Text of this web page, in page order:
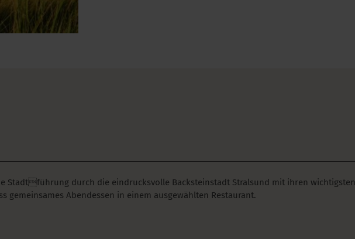
Stadtführung durch die eindrucksvolle Backsteinstadt Stralsund mit ihren wichtigsten
gemeinsames Abendessen in einem ausgewählten Restaurant.